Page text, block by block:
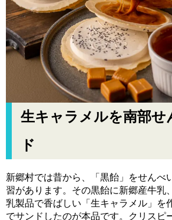
生キャラメルを南部せ
ド
新郷村では昔から、「黒飴」をせんべ
習があります。その黒飴に新郷産牛乳
乳製品で香ばしい「生キャラメル」を
でサンドしたのが本品です。クリスピ